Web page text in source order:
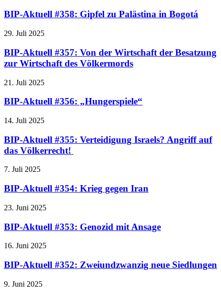
BIP-Aktuell #358: Gipfel zu Palästina in Bogotá
29. Juli 2025
BIP-Aktuell #357: Von der Wirtschaft der Besatzung
zur Wirtschaft des Völkermords
21. Juli 2025
BIP-Aktuell #356: „Hungerspiele“
14. Juli 2025
BIP-Aktuell #355: Verteidigung Israels? Angriff auf
das Völkerrecht!
7. Juli 2025
BIP-Aktuell #354: Krieg gegen Iran
23. Juni 2025
BIP-Aktuell #353: Genozid mit Ansage
16. Juni 2025
BIP-Aktuell #352: Zweiundzwanzig neue Siedlungen
9. Juni 2025